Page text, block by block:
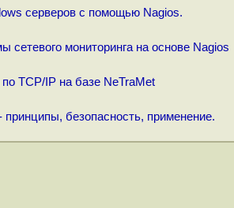
серверов c помощью Nagios.
сетевого мониторинга на основе Nagios
TCP/IP на базе NeTraMet
принципы, безопасность, применение.